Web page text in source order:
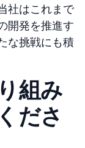
社はこれまで
開発を推進す
な挑戦にも積
組み
ださ